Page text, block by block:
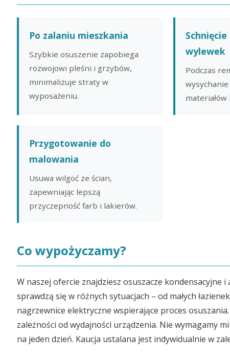
Po zalaniu mieszkania
Szybkie osuszenie zapobiega
rozwojowi pleśni i grzybów,
minimalizuje straty w
wyposażeniu.
wylewek
Podczas
wysychanie
Przygotowanie do
malowania
Usuwa wilgoć ze ścian,
zapewniając lepszą
przyczepność farb i lakierów.
Co wypożyczamy?
W naszej ofercie znajdziesz osuszacze
sprawdzą się w różnych sytuacjach – od małych
nagrzewnice elektryczne wspierające proces
zależności od wydajności urządzenia. Nie wymagamy
na jeden dzień. Kaucja ustalana jest indywidualnie w